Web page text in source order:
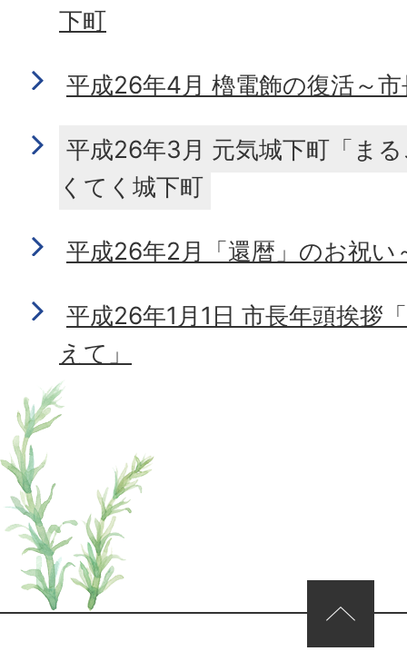
下町
平成26年4月 櫓電飾の復活～
平成26年3月 元気城下町「ま
くてく城下町
平成26年2月「還暦」のお祝い
平成26年1月1日 市長年頭挨拶
えて」
ページの先頭へ